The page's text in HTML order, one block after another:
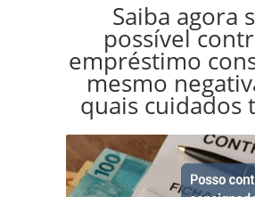
Saiba agora
possível
empréstimo
mesmo
quais cuidados